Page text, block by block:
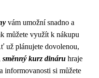
vám umožní snadno a
můžete využít k nákupu
už plánujete dovolenou,
směnný kurz dináru hraje
informovanosti si můžete